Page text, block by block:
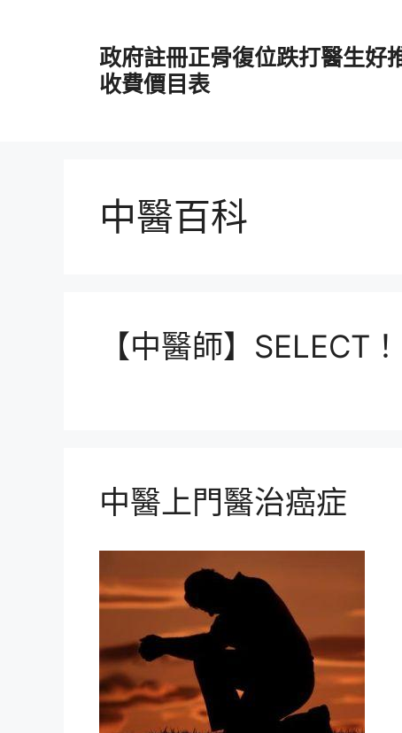
政府註冊正骨復位跌打醫生好
收費價目表
中醫百科
【中醫師】SELECT
中醫上門醫治癌症